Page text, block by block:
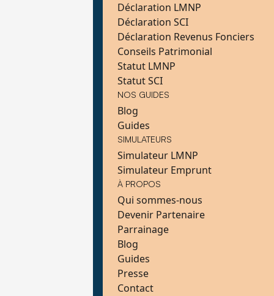
Déclaration LMNP
Déclaration SCI
Déclaration Revenus Fonciers
Conseils Patrimonial
Statut LMNP
Statut SCI
NOS GUIDES
Blog
Guides
SIMULATEURS
Simulateur LMNP
Simulateur Emprunt
À PROPOS
Qui sommes-nous
Devenir Partenaire
Parrainage
Blog
Guides
Presse
Contact